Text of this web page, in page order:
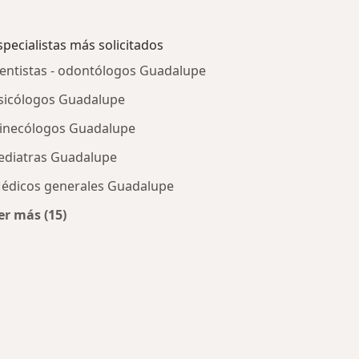
más solicitados
- odontólogos Guadalupe
Guadalupe
Guadalupe
Guadalupe
generales Guadalupe
más (15)